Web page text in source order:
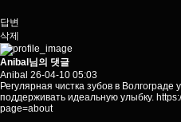
답변
삭제
Anibal님의 댓글
Anibal 26-04-10 05:03
Регулярная чистка зубов в
поддерживать идеальную улыбку.
page=about